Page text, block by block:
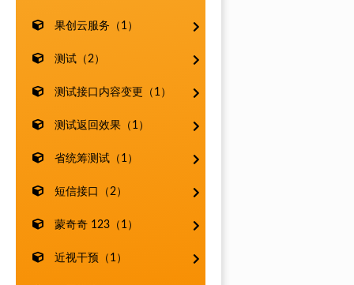
果创云服务（1）
测试（2）
测试接口内容变更（1）
测试返回效果（1）
省统筹测试（1）
短信接口（2）
蒙奇奇 123（1）
近视干预（1）